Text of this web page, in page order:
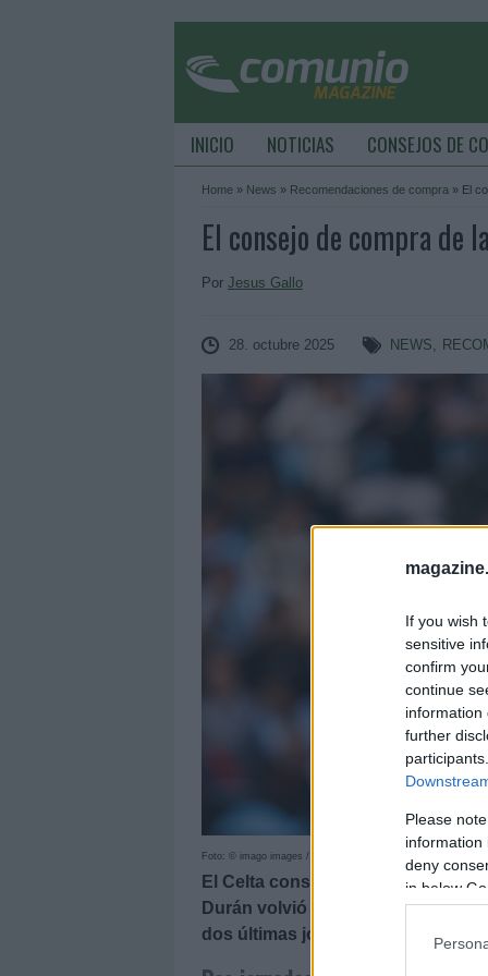
If you wish
sensitive
confirm
continue
information
further
Please
information
deny
in below
INICIO NOTICIAS CONSEJOS DE
Home » News » Recomendaciones de compra » El
El consejo de compra de
Por Jesus Gallo
28. octubre 2025 NEWS,
Foto: © imago images / Pressinphoto
El Celta consiguió por fin su
Durán volvió a marcar. El
dos últimas jornadas.